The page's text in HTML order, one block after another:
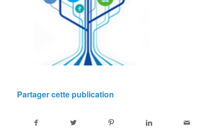
Partager cette publication